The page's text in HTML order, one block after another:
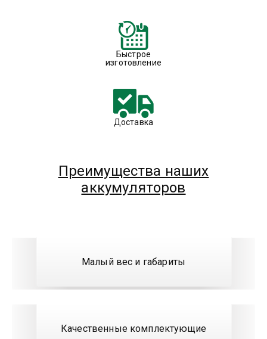
Быстрое
изготовление
Доставка
Преимущества наших
аккумуляторов
Малый вес и габариты
Качественные комплектующие